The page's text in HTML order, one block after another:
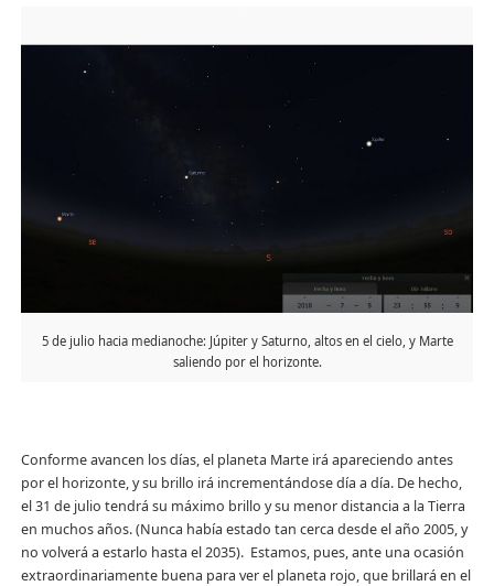
5 de julio hacia medianoche: Júpiter y Saturno, altos en el cielo, y Marte
saliendo por el horizonte.
Conforme avancen los días, el planeta Marte irá apareciendo antes
por el horizonte, y su brillo irá incrementándose día a día. De hecho,
el 31 de julio tendrá su máximo brillo y su menor distancia a la Tierra
en muchos años. (Nunca había estado tan cerca desde el año 2005, y
no volverá a estarlo hasta el 2035). Estamos, pues, ante una ocasión
extraordinariamente buena para ver el planeta rojo, que brillará en el